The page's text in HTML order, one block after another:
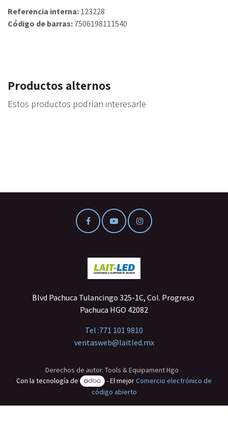
Referencia interna: 123228
Código de barras: 7506198111540
Productos alternos
Estos productos podrían interesarle
Blvd Pachuca Tulancingo 325-1C, Col. Progreso
Pachuca HGO 42082
Tel :771 101 9810
ventasweb@laitled.mx
Derechos de autor. Tools & Equipament Hgo
Con la tecnología de
- El mejorComercio electrónico de
código abierto